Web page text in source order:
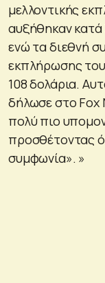
μελλοντικής
αυξήθηκαν κατά
ενώ τα διεθνή
εκπλήρωσης
108 δολάρια.
δήλωσε στο Fox
πολύ πιο
προσθέτοντας
συμφωνία». »